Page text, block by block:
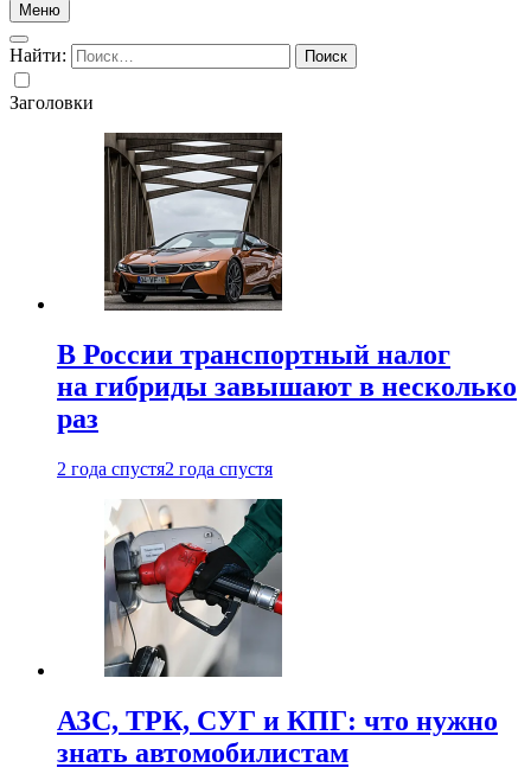
Меню
Найти:
Заголовки
В России транспортный налог
на гибриды завышают в несколько
раз
2 года спустя2 года спустя
АЗС, ТРК, СУГ и КПГ: что нужно
знать автомобилистам